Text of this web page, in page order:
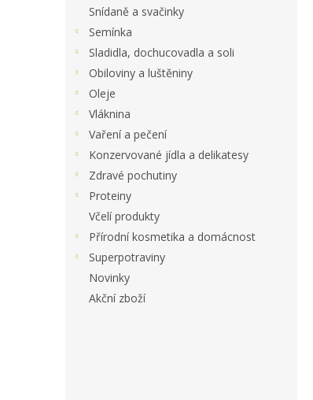
Snídaně a svačinky
Semínka
Sladidla, dochucovadla a soli
Obiloviny a luštěniny
Oleje
Vláknina
Vaření a pečení
Konzervované jídla a delikatesy
Zdravé pochutiny
Proteiny
Včelí produkty
Přírodní kosmetika a domácnost
Superpotraviny
Novinky
Akční zboží